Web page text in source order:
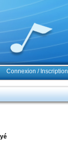
Connexion / Inscription